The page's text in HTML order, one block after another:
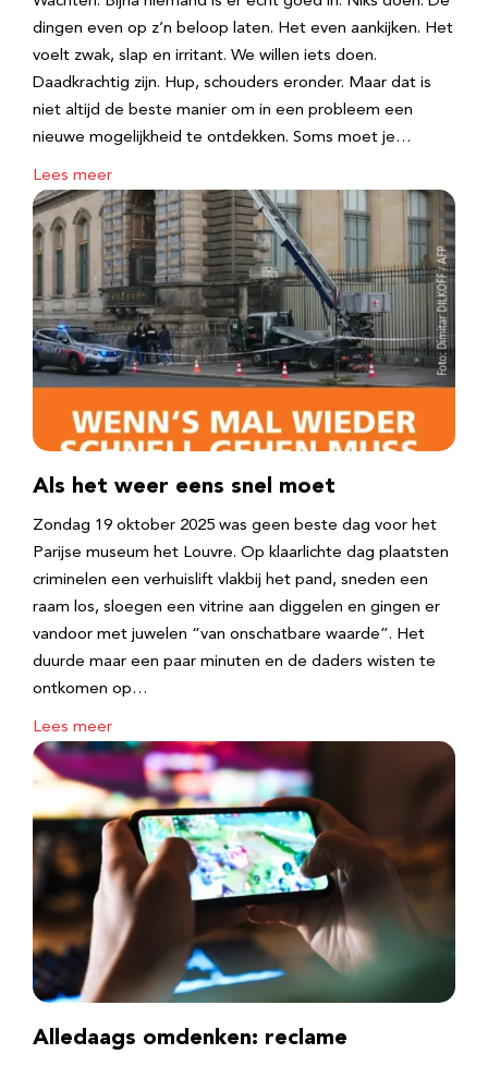
dingen even op z’n beloop laten. Het even aankijken. Het
voelt zwak, slap en irritant. We willen iets doen.
Daadkrachtig zijn. Hup, schouders eronder. Maar dat is
niet altijd de beste manier om in een probleem een
nieuwe mogelijkheid te ontdekken. Soms moet je…
Lees meer
Als het weer eens snel moet
Zondag 19 oktober 2025 was geen beste dag voor het
Parijse museum het Louvre. Op klaarlichte dag plaatsten
criminelen een verhuislift vlakbij het pand, sneden een
raam los, sloegen een vitrine aan diggelen en gingen er
vandoor met juwelen “van onschatbare waarde”. Het
duurde maar een paar minuten en de daders wisten te
ontkomen op…
Lees meer
Alledaags omdenken: reclame